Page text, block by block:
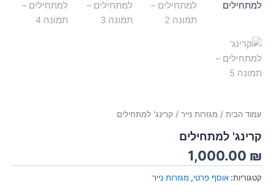
עמוד הבית / מגזרות נייר / קרינג' למתחילים
קרינג' למתחילים
1,000.00 ₪
קטגוריות: אוסף פרטי, מגזרות נייר